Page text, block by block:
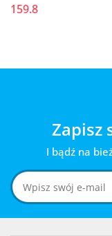
159.8
Zapisz
I bądź na